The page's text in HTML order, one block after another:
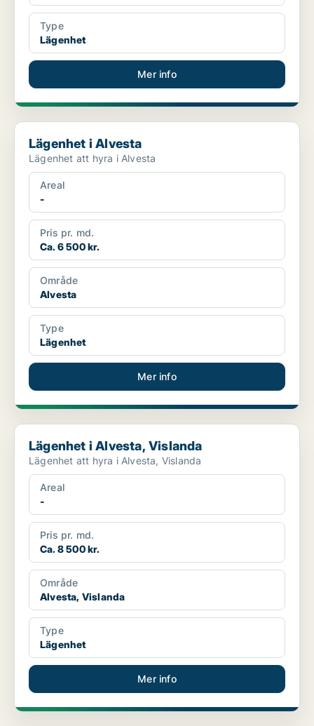
Type
Lägenhet
Mer info
Lägenhet i Alvesta
Lägenhet i Alvesta
Lägenhet att hyra i Alvesta
Areal
-
Pris pr. md.
Ca. 6 500 kr.
Område
Alvesta
Type
Lägenhet
Mer info
Lägenhet i Alvesta, Vislanda
Lägenhet i Alvesta, Vislanda
Lägenhet att hyra i Alvesta, Vislanda
Areal
-
Pris pr. md.
Ca. 8 500 kr.
Område
Alvesta, Vislanda
Type
Lägenhet
Mer info